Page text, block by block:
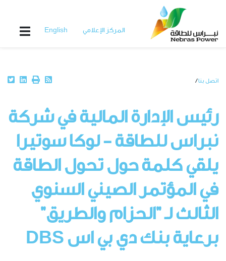
main
content
المركز الإعلامي English
Breadcrumb
اتصل بنا
رئيس الإدارة المالية في شركة
نبراس للطاقة - لوكا سوتيرا
يلقي كلمة حول تحول الطاقة
في المؤتمر الصيني السنوي
الثالث لـ "الحزام والطريق"
برعاية بنك دي بي اس DBS